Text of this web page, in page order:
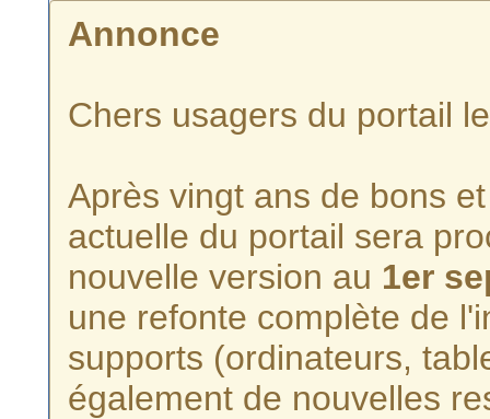
Annonce
Chers usagers du portail
Après vingt ans de bons
actuelle du portail sera
nouvelle version au 1er
une refonte complète de
supports (ordinateurs,
également de nouvelles